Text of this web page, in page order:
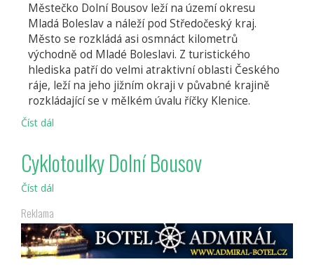
Městečko Dolní Bousov leží na území okresu
Mladá Boleslav a náleží pod Středočeský kraj.
Město se rozkládá asi osmnáct kilometrů
východně od Mladé Boleslavi. Z turistického
hlediska patří do velmi atraktivní oblasti Českého
ráje, leží na jeho jižním okraji v půvabné krajině
rozkládající se v mělkém úvalu říčky Klenice.
Číst dál
Cyklotoulky Dolní Bousov
Číst dál
Reklama